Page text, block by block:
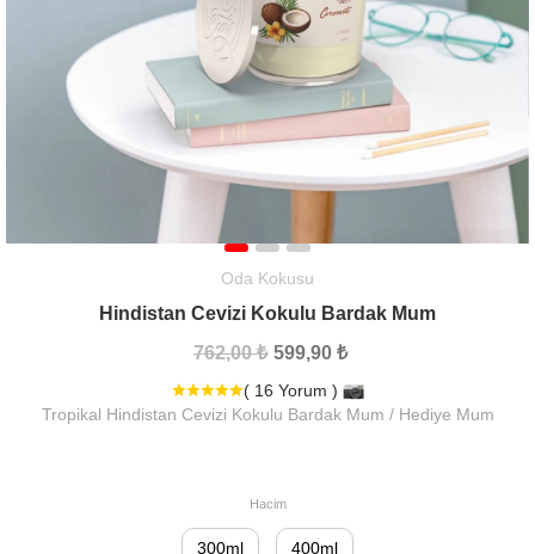
Oda Kokusu
Hindistan Cevizi Kokulu Bardak Mum
762,00 ₺ 599,90 ₺
( 16 Yorum )
Tropikal Hindistan Cevizi Kokulu Bardak Mum / Hediye Mum
Hacim
300ml 400ml